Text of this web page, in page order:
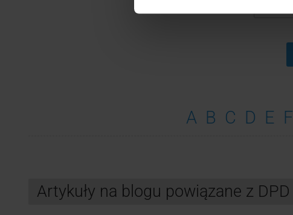
A B C D E F
Artykuły na blogu powiązane z DPD